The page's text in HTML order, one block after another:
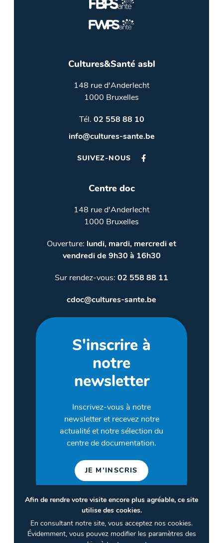
Cultures&Santé asbl
148 rue d'Anderlecht
1000 Bruxelles
Tél. 02 558 88 10
info@cultures-sante.be
SUIVEZ-NOUS
Centre doc
148 rue d'Anderlecht
1000 Bruxelles
Ouverture: lundi, mardi, mercredi et
vendredi de 9h30 à 16h30
Sur rendez-vous: 02 558 88 11
cdoc@cultures-sante.be
S'inscrire à
notre
newsletter
Inscrivez-vous à notre
newsletter et recevez notre
actualité et notre sélection du
centre de documentation.
JE M'INSCRIS
Termes et conditions
Afin de rendre votre visite encore plus agréable, ce site
utilise des cookies.
En consultant notre site, vous acceptez nos cookies.
Évidemment, vous pouvez modifier les paramètres des